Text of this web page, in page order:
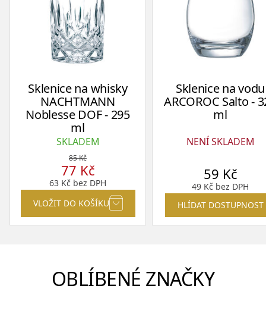
Sklenice na whisky
NACHTMANN
Noblesse DOF - 295
ml
SKLADEM
85Kč
77 Kč
63 Kč bez DPH
VLOŽIT DO KOŠÍKU
Sklenice na vodu
ARCOROC Salto -
ml
NENÍ SKLADEM
59 Kč
49 Kč bez DPH
HLÍDAT DOSTUPNOST
OBLÍBENÉ ZNAČKY